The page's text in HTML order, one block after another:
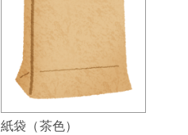
紙袋（茶色）